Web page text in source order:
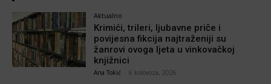
Aktualno
Krimići, trileri, ljubavne priče i
povijesna fikcija najtraženiji su
žanrovi ovoga ljeta u vinkovačkoj
knjižnici
Ana Tokić 6 kolovoza, 2026